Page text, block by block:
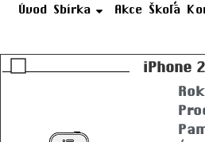
Úvod Sbírka Akce Škola
iPhone